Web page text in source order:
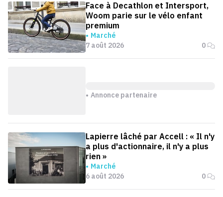
Face à Decathlon et Intersport,
Woom parie sur le vélo enfant
premium
Marché
7 août 2026
0
Annonce partenaire
Lapierre lâché par Accell : « Il n'y
a plus d'actionnaire, il n'y a plus
rien »
Marché
6 août 2026
0